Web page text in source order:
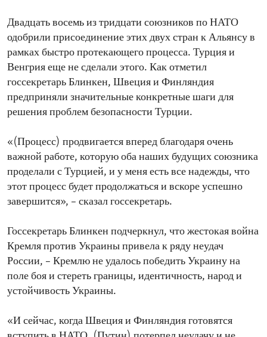
Двадцать восемь из тридцати союзников по НАТО
одобрили присоединение этих двух стран к Альянсу в
рамках быстро протекающего процесса. Турция и
Венгрия еще не сделали этого. Как отметил
госсекретарь Блинкен, Швеция и Финляндия
предприняли значительные конкретные шаги для
решения проблем безопасности Турции.
«(Процесс) продвигается вперед благодаря очень
важной работе, которую оба наших будущих союзника
проделали с Турцией, и у меня есть все надежды, что
этот процесс будет продолжаться и вскоре успешно
завершится», – сказал госсекретарь.
Госсекретарь Блинкен подчеркнул, что жестокая война
Кремля против Украины привела к ряду неудач
России, – Кремлю не удалось победить Украину на
поле боя и стереть границы, идентичность, народ и
устойчивость Украины.
«И сейчас, когда Швеция и Финляндия готовятся